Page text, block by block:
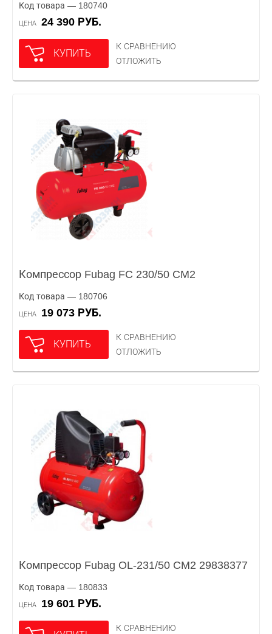
Код товара — 180740
ЦЕНА 24 390 РУБ.
КУПИТЬ
К СРАВНЕНИЮ
ОТЛОЖИТЬ
Компрессор Fubag FC 230/50 CM2
Код товара — 180706
ЦЕНА 19 073 РУБ.
КУПИТЬ
К СРАВНЕНИЮ
ОТЛОЖИТЬ
Компрессор Fubag OL-231/50 CM2 29838377
Код товара — 180833
ЦЕНА 19 601 РУБ.
К СРАВНЕНИЮ